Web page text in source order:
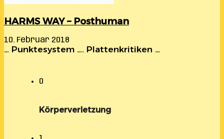
HARMS WAY – Posthuman
10. Februar 2018
… Punktesystem …. Plattenkritiken …
0
Körperverletzung